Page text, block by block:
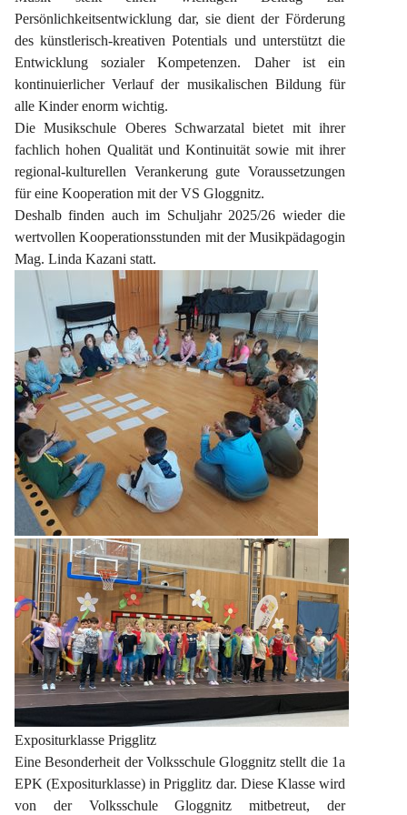
Persönlichkeitsentwicklung dar, sie dient der Förderung
des künstlerisch-kreativen Potentials und unterstützt die
Entwicklung sozialer Kompetenzen. Daher ist ein
kontinuierlicher Verlauf der musikalischen Bildung für
alle Kinder enorm wichtig.
Die Musikschule Oberes Schwarzatal bietet mit ihrer
fachlich hohen Qualität und Kontinuität sowie mit ihrer
regional-kulturellen Verankerung gute Voraussetzungen
für eine Kooperation mit der VS Gloggnitz.
Deshalb finden auch im Schuljahr 2025/26 wieder die
wertvollen Kooperationsstunden mit der Musikpädagogin
Mag. Linda Kazani statt.
Expositurklasse Prigglitz
Eine Besonderheit der Volksschule Gloggnitz stellt die 1a
EPK (Expositurklasse) in Prigglitz dar. Diese Klasse wird
von der Volksschule Gloggnitz mitbetreut, der